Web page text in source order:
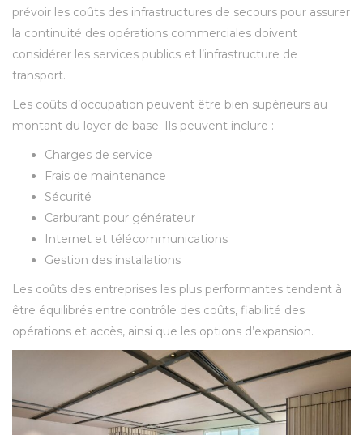
prévoir les coûts des infrastructures de secours pour assurer
la continuité des opérations commerciales doivent
considérer les services publics et l’infrastructure de
transport.
Les coûts d’occupation peuvent être bien supérieurs au
montant du loyer de base. Ils peuvent inclure :
Charges de service
Frais de maintenance
Sécurité
Carburant pour générateur
Internet et télécommunications
Gestion des installations
Les coûts des entreprises les plus performantes tendent à
être équilibrés entre contrôle des coûts, fiabilité des
opérations et accès, ainsi que les options d’expansion.